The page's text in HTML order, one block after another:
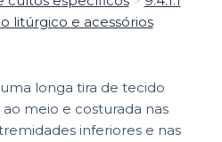
litúrgico e acessórios
longa tira de tecido
meio e costurada nas
inferiores e nas